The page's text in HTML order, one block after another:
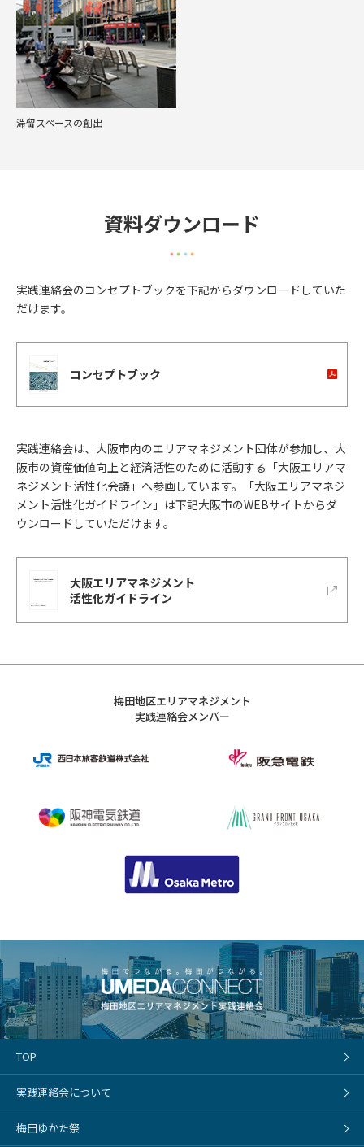
滞留スペースの創出
資料ダウンロード
実践連絡会のコンセプトブックを下記からダウンロードしていた
だけます。
コンセプトブック
実践連絡会は、大阪市内のエリアマネジメント団体が参加し、 大
阪市の資産価値向上と経済活性のために活動する「大阪エリアマ
ネジメント活性化会議」へ参画しています。
「大阪エリアマネジ
メント活性化ガイドライン」は下記大阪市のWEBサイトからダ
ウンロードしていただけます。
大阪エリアマネジメント
活性化ガイドライン
梅田地区エリアマネジメント
実践連絡会メンバー
TOP
実践連絡会について
梅田ゆかた祭